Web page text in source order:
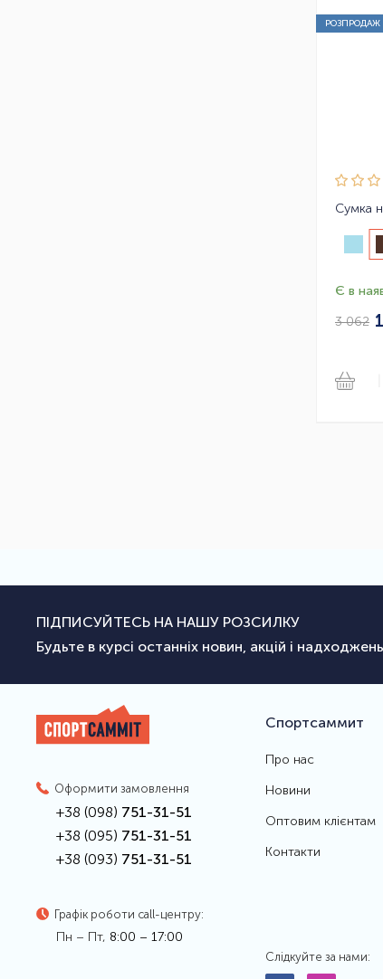
РОЗПРОДАЖ
Є в
3 062
ПІДПИСУЙТЕСЬ НА НАШУ РОЗСИЛКУ
Будьте в курсі останніх новин, акцій і надходжень
Оформити замовлення
+38 (098) 751-31-51
+38 (095) 751-31-51
+38 (093) 751-31-51
Графік роботи call-центру:
Пн – Пт, 8:00 – 17:00
Спортсаммит
Про нас
Новини
Оптовим клієнтам
Контакти
Слідкуйте за нами: